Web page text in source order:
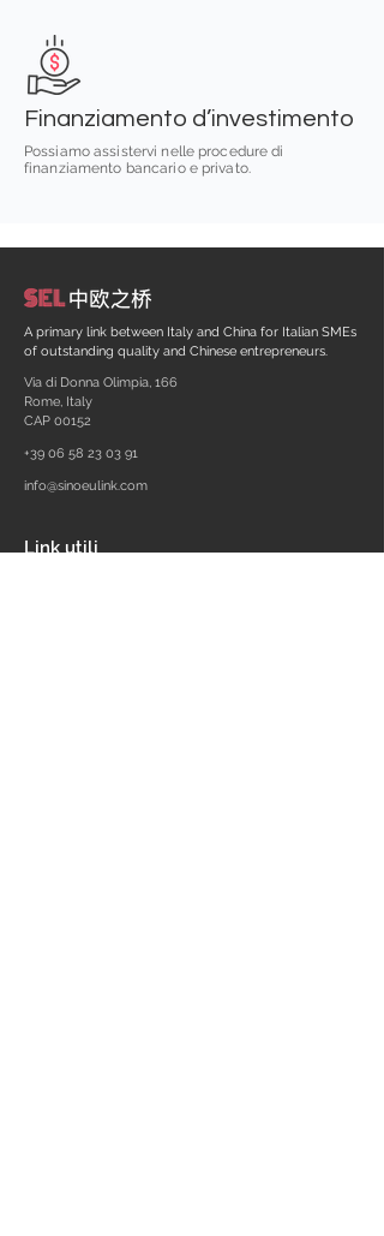
Finanziamento d’investimento
Possiamo assistervi nelle procedure di
finanziamento bancario e privato.
A primary link between Italy and China for Italian SMEs
of outstanding quality and Chinese entrepreneurs.
Via di Donna Olimpia, 166
Rome, Italy
CAP 00152
+39 06 58 23 03 91
info@sinoeulink.com
Link utili